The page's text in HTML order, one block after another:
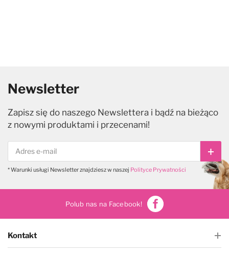
Newsletter
Zapisz się do naszego Newslettera i bądź na bieżąco
z nowymi produktami i przecenami!
* Warunki usługi Newsletter znajdziesz w naszej Polityce Prywatności
Polub nas na Facebook!
Kontakt